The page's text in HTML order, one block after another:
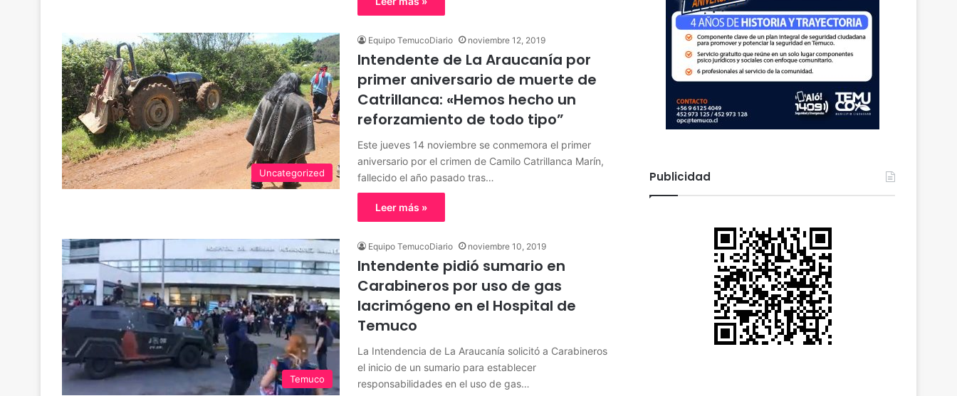
Uncategorized
Equipo TemucoDiario noviembre 12, 2019
Intendente de La Araucanía por
primer aniversario de muerte de
Catrillanca: «Hemos hecho un
reforzamiento de todo tipo”
Este jueves 14 noviembre se conmemora el primer
aniversario por el crimen de Camilo Catrillanca Marín,
fallecido el año pasado tras…
Leer más »
Temuco
Equipo TemucoDiario noviembre 10, 2019
Intendente pidió sumario en
Carabineros por uso de gas
lacrimógeno en el Hospital de
Temuco
La Intendencia de La Araucanía solicitó a Carabineros
el inicio de un sumario para establecer
responsabilidades en el uso de gas…
Publicidad